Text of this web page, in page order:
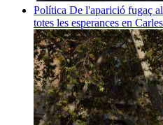
Política De l'aparició fugaç
totes les esperances en